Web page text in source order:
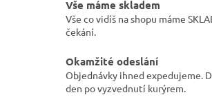
v
k
ý
p
i
Vše máme skladem
Vše co vidíš na shopu máme
čekání.
Okamžité odeslání
Objednávky ihned expedujeme.
den po vyzvednutí kurýrem.